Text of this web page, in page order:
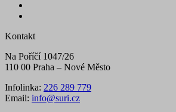
Kontakt
Na Poříčí 1047/26
110 00 Praha – Nové Město
Infolinka: 226 289 779
Email: info@suri.cz